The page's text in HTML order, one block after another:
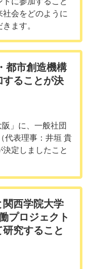
会をどのように
ます。
都市創造機構
ることが決
」に、一般社団
代表理事：井垣 貴
定しましたこと
関西学院大学
プロジェクト
究すること